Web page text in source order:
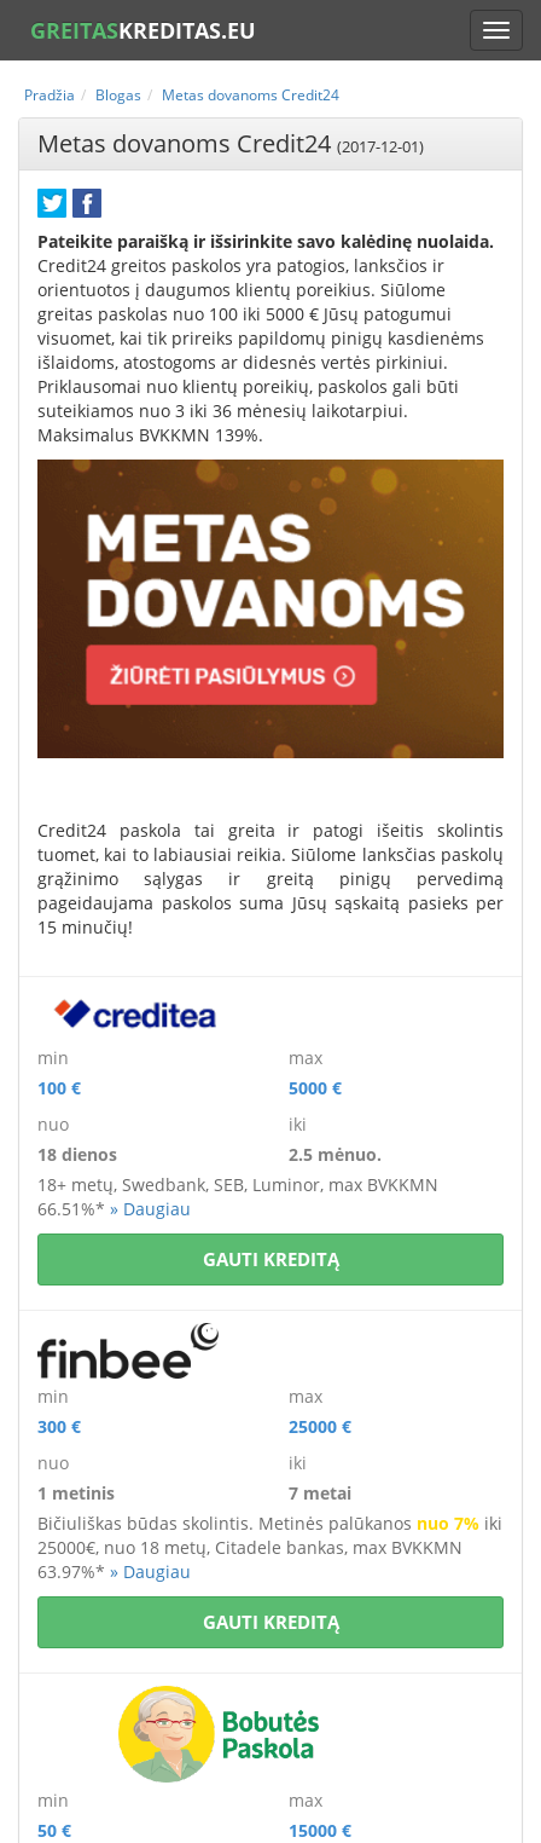
GREITASKREDITAS.EU
Pradžia Blogas Metas dovanoms Credit24
Metas dovanoms Credit24 (2017-12-01)
Pateikite paraišką ir išsirinkite savo kalėdinę nuolaida.
Credit24 greitos paskolos yra patogios, lanksčios ir
orientuotos į daugumos klientų poreikius. Siūlome
greitas paskolas nuo 100 iki 5000 € Jūsų patogumui
visuomet, kai tik prireiks papildomų pinigų kasdienėms
išlaidoms, atostogoms ar didesnės vertės pirkiniui.
Priklausomai nuo klientų poreikių, paskolos gali būti
suteikiamos nuo 3 iki 36 mėnesių laikotarpiui.
Maksimalus BVKKMN 139%.
Credit24 paskola tai greita ir patogi išeitis skolintis
tuomet, kai to labiausiai reikia. Siūlome lanksčias paskolų
grąžinimo sąlygas ir greitą pinigų pervedimą
pageidaujama paskolos suma Jūsų sąskaitą pasieks per
15 minučių!
min
100 €
max
5000 €
nuo
18 dienos
iki
2.5 mėnuo.
18+ metų, Swedbank, SEB, Luminor, max BVKKMN
66.51%* » Daugiau
GAUTI KREDITĄ
min
300 €
max
25000 €
nuo
1 metinis
iki
7 metai
Bičiuliškas būdas skolintis. Metinės palūkanos nuo 7% iki
25000€, nuo 18 metų, Citadele bankas, max BVKKMN
63.97%* » Daugiau
GAUTI KREDITĄ
min
50 €
max
15000 €